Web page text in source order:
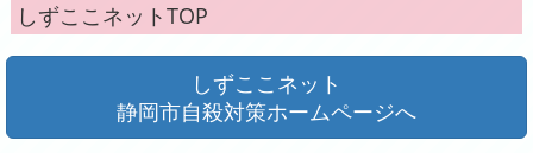
しずここネットTOP
しずここネット
静岡市自殺対策ホームページへ